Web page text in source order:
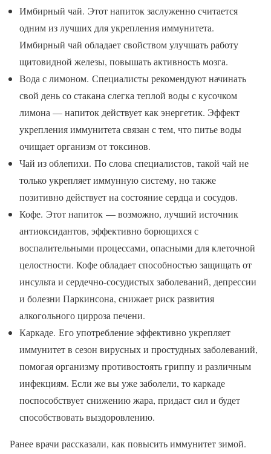
Имбирный чай. Этот напиток заслуженно считается
одним из лучших для укрепления иммунитета.
Имбирный чай обладает свойством улучшать работу
щитовидной железы, повышать активность мозга.
Вода с лимоном. Специалисты рекомендуют начинать
свой день со стакана слегка теплой воды с кусочком
лимона — напиток действует как энергетик. Эффект
укрепления иммунитета связан с тем, что питье воды
очищает организм от токсинов.
Чай из облепихи. По слова специалистов, такой чай не
только укрепляет иммунную систему, но также
позитивно действует на состояние сердца и сосудов.
Кофе. Этот напиток — возможно, лучший источник
антиоксидантов, эффективно борющихся с
воспалительными процессами, опасными для клеточной
целостности. Кофе обладает способностью защищать от
инсульта и сердечно-сосудистых заболеваний, депрессии
и болезни Паркинсона, снижает риск развития
алкогольного цирроза печени.
Каркаде. Его употребление эффективно укрепляет
иммунитет в сезон вирусных и простудных заболеваний,
помогая организму противостоять гриппу и различным
инфекциям. Если же вы уже заболели, то каркаде
поспособствует снижению жара, придаст сил и будет
способствовать выздоровлению.
Ранее врачи рассказали, как повысить иммунитет зимой.